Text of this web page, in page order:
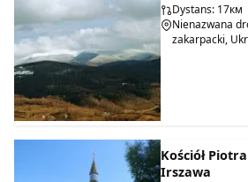
Dystans: 17км
Nienazwana
zakarpacki,
Kościół
Irszawa